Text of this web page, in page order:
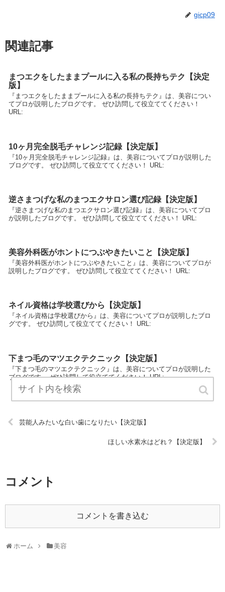
gicp09
関連記事
まつエクをしたままプールに入る私の長持ちテク【決定
版】
『まつエクをしたままプールに入る私の長持ちテク』は、美容につい
てプロが説明したブログです。 ぜひ訪問して役立ててください！
URL:
10ヶ月完全脱毛チャレンジ記録【決定版】
『10ヶ月完全脱毛チャレンジ記録』は、美容についてプロが説明した
ブログです。 ぜひ訪問して役立ててください！ URL:
逆さまつげな私のまつエクサロン選び記録【決定版】
『逆さまつげな私のまつエクサロン選び記録』は、美容についてプロ
が説明したブログです。 ぜひ訪問して役立ててください！ URL:
美容外科医がホントにつぶやきたいこと【決定版】
『美容外科医がホントにつぶやきたいこと』は、美容についてプロが
説明したブログです。 ぜひ訪問して役立ててください！ URL:
ネイル資格は学校選びから【決定版】
『ネイル資格は学校選びから』は、美容についてプロが説明したブロ
グです。 ぜひ訪問して役立ててください！ URL:
下まつ毛のマツエクテクニック【決定版】
『下まつ毛のマツエクテクニック』は、美容についてプロが説明した
ブログです。 ぜひ訪問して役立ててください！ URL:
芸能人みたいな白い歯になりたい【決定版】
ほしい水素水はどれ？【決定版】
コメント
コメントを書き込む
ホーム 美容